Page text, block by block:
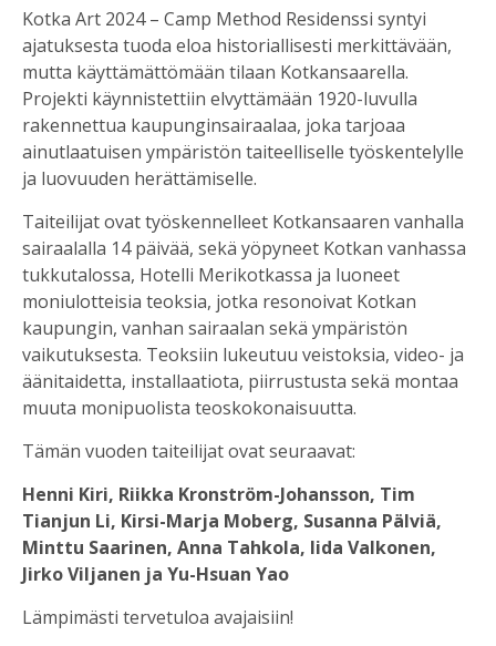
Kotka Art 2024 – Camp Method Residenssi syntyi
ajatuksesta tuoda eloa historiallisesti merkittävään,
mutta käyttämättömään tilaan Kotkansaarella.
Projekti käynnistettiin elvyttämään 1920-luvulla
rakennettua kaupunginsairaalaa, joka tarjoaa
ainutlaatuisen ympäristön taiteelliselle työskentelylle
ja luovuuden herättämiselle.
Taiteilijat ovat työskennelleet Kotkansaaren vanhalla
sairaalalla 14 päivää, sekä yöpyneet Kotkan vanhassa
tukkutalossa, Hotelli Merikotkassa ja luoneet
moniulotteisia teoksia, jotka resonoivat Kotkan
kaupungin, vanhan sairaalan sekä ympäristön
vaikutuksesta. Teoksiin lukeutuu veistoksia, video- ja
äänitaidetta, installaatiota, piirrustusta sekä montaa
muuta monipuolista teoskokonaisuutta.
Tämän vuoden taiteilijat ovat seuraavat:
Henni Kiri, Riikka Kronström-Johansson, Tim
Tianjun Li, Kirsi-Marja Moberg, Susanna Pälviä,
Minttu Saarinen, Anna Tahkola, Iida Valkonen,
Jirko Viljanen ja Yu-Hsuan Yao
Lämpimästi tervetuloa avajaisiin!